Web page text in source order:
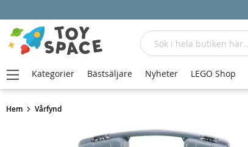
Hem Vårfynd
Sök
Kategorier Bästsäljare Nyheter LEGO Shop